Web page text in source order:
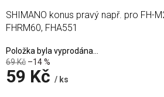
69 Kč –14 %
59 Kč / ks
Položka byla vyprodána…
SHIMANO konus pravý např. pro FH-
FHRM60, FHA551